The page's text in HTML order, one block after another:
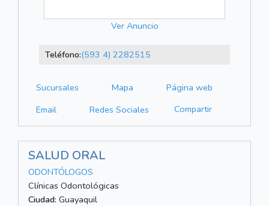
Ver Anuncio
Teléfono:(593 4) 2282515
Sucursales Mapa
Página web
Email
Redes Sociales Compartir
SALUD ORAL
ODONTÓLOGOS
Clínicas Odontológicas
Ciudad: Guayaquil